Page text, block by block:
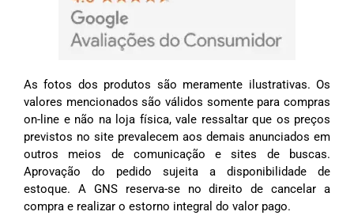
As fotos dos produtos são meramente ilustrativas. Os
valores mencionados são válidos somente para compras
on-line e não na loja física, vale ressaltar que os preços
previstos no site prevalecem aos demais anunciados em
outros meios de comunicação e sites de buscas.
Aprovação do pedido sujeita a disponibilidade de
estoque. A GNS reserva-se no direito de cancelar a
compra e realizar o estorno integral do valor pago.